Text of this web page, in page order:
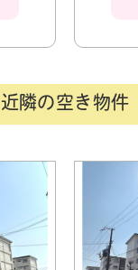
近隣の空き物件